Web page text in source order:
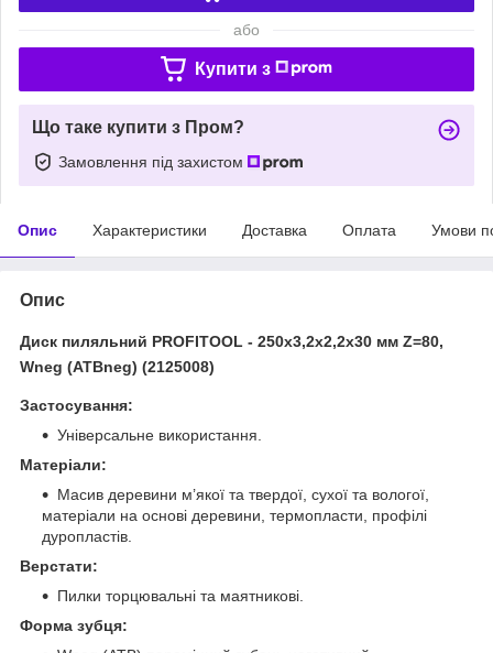
або
Купити з
Що таке купити з Пром?
Замовлення під захистом
Опис Характеристики Доставка Оплата Умови
Опис
Диск пиляльний PROFITOOL - 250х3,2х2,2х30 мм Z=80,
Wneg (ATBneg) (2125008)
Застосування:
Універсальне використання.
Матеріали:
Масив деревини м’якої та твердої, сухої та вологої,
матеріали на основі деревини, термопласти, профілі
дуропластів.
Верстати:
Пилки торцювальні та маятникові.
Форма зубця: